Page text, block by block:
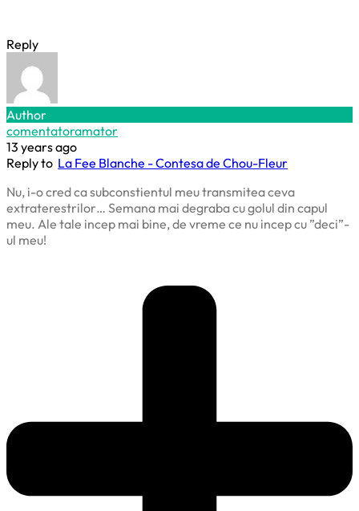
Reply
Author
comentatoramator
13 years ago
Reply to La Fee Blanche - Contesa de Chou-Fleur
Nu, i-o cred ca subconstientul meu transmitea ceva
extraterestrilor… Semana mai degraba cu golul din capul
meu. Ale tale incep mai bine, de vreme ce nu incep cu ”deci”-
ul meu!